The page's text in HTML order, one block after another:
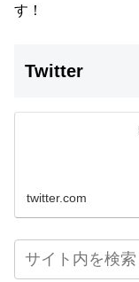
す！
Twitter
twitter.com